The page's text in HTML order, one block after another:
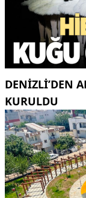
DENIZLI’DEN
KURULDU